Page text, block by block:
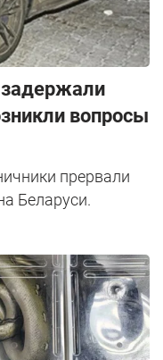
задержали
вопросы
прервали
Беларуси.